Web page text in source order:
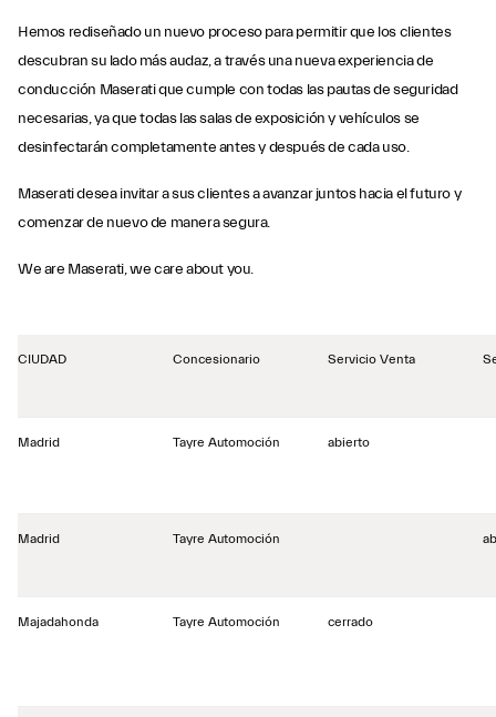
Hemos rediseñado un nuevo proceso para permitir que los clientes
descubran su lado más audaz, a través una nueva experiencia de
conducción Maserati que cumple con todas las pautas de seguridad
necesarias, ya que todas las salas de exposición y vehículos se
desinfectarán completamente antes y después de cada uso.
Maserati desea invitar a sus clientes a avanzar juntos hacia el futuro y
comenzar de nuevo de manera segura.
We are Maserati, we care about you.
CIUDAD Concesionario Servicio Venta
Madrid Tayre Automoción abierto
Madrid Tayre Automoción
Majadahonda Tayre Automoción cerrado